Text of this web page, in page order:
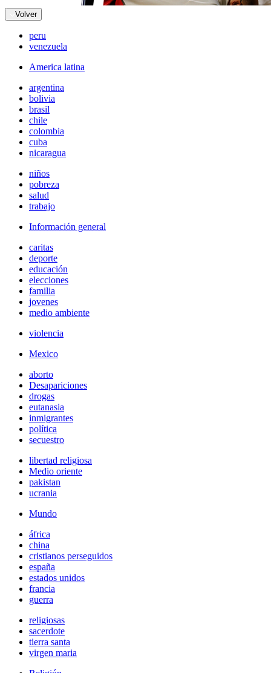
Volver
peru
venezuela
America latina
argentina
bolivia
brasil
chile
colombia
cuba
nicaragua
niños
pobreza
salud
trabajo
Información general
caritas
deporte
educación
elecciones
familia
jovenes
medio ambiente
violencia
Mexico
aborto
Desapariciones
drogas
eutanasia
inmigrantes
política
secuestro
libertad religiosa
Medio oriente
pakistan
ucrania
Mundo
áfrica
china
cristianos perseguidos
españa
estados unidos
francia
guerra
religiosas
sacerdote
tierra santa
virgen maria